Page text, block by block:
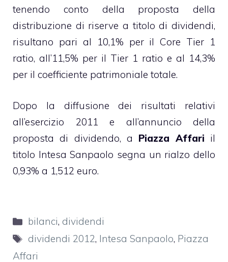
tenendo conto della proposta della
distribuzione di riserve a titolo di dividendi,
risultano pari al 10,1% per il Core Tier 1
ratio, all’11,5% per il Tier 1 ratio e al 14,3%
per il coefficiente patrimoniale totale.
Dopo la diffusione dei risultati relativi
all’esercizio 2011 e all’annuncio della
proposta di dividendo, a Piazza Affari il
titolo Intesa Sanpaolo segna un rialzo dello
0,93% a 1,512 euro.
Categorie
bilanci, dividendi
Tag
dividendi 2012, Intesa Sanpaolo, Piazza
Affari